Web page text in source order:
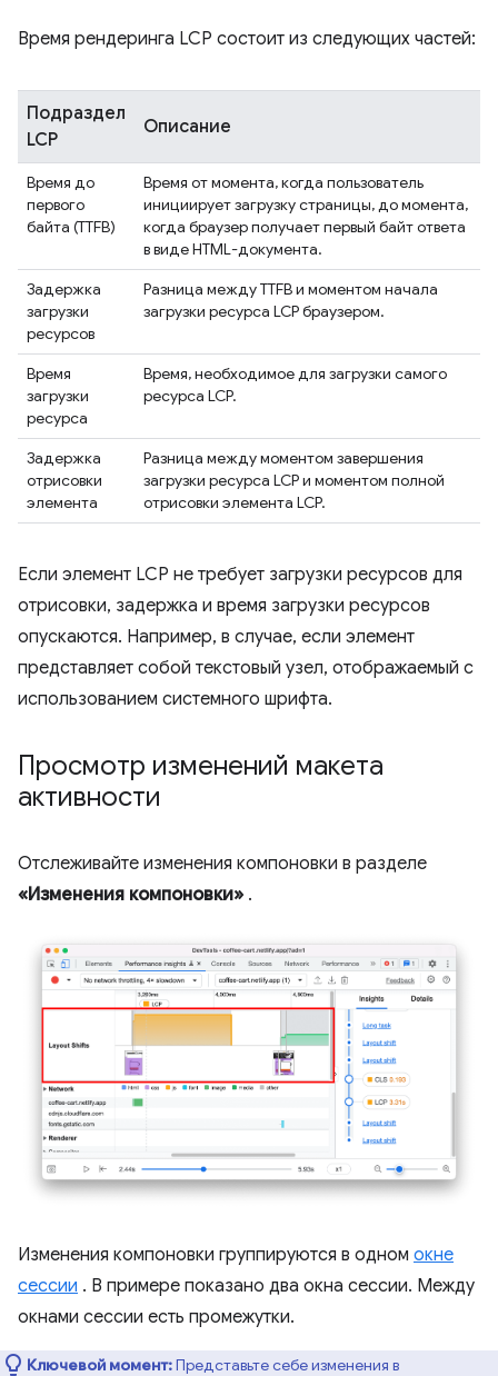
Время рендеринга LCP состоит из следующих частей:
Подраздел
LCP
Описание
Время до
первого
байта (TTFB)
Время от момента, когда пользователь
инициирует загрузку страницы, до момента,
когда браузер получает первый байт ответа
в виде HTML-документа.
Задержка
загрузки
ресурсов
Разница между TTFB и моментом начала
загрузки ресурса LCP браузером.
Время
загрузки
ресурса
Время, необходимое для загрузки самого
ресурса LCP.
Задержка
отрисовки
элемента
Разница между моментом завершения
загрузки ресурса LCP и моментом полной
отрисовки элемента LCP.
Если элемент LCP не требует загрузки ресурсов для
отрисовки, задержка и время загрузки ресурсов
опускаются. Например, в случае, если элемент
представляет собой текстовый узел, отображаемый с
использованием системного шрифта.
Просмотр изменений макета
активности
Отслеживайте изменения компоновки в разделе
«Изменения компоновки» .
Изменения компоновки группируются в одном окне
сессии . В примере показано два окна сессии. Между
окнами сессии есть промежутки.
Ключевой момент:Представьте себе изменения в